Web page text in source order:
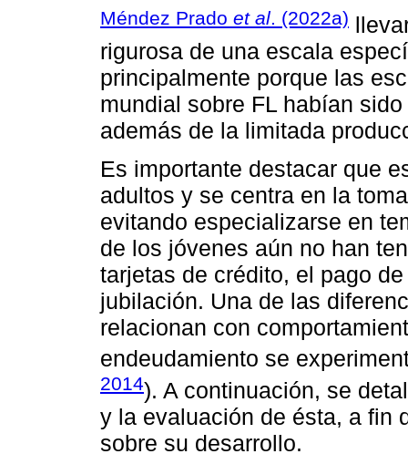
Méndez Prado et al. (2022a)
rigurosa de una escala
principalmente porque las
mundial sobre FL habían
además de la limitada
Es importante destacar que
adultos y se centra en la
evitando especializarse en
de los jóvenes aún no han
tarjetas de crédito, el pago
jubilación. Una de las
relacionan con
endeudamiento se
2014). A continuación, se
y la evaluación de ésta, a fin
sobre su desarrollo.